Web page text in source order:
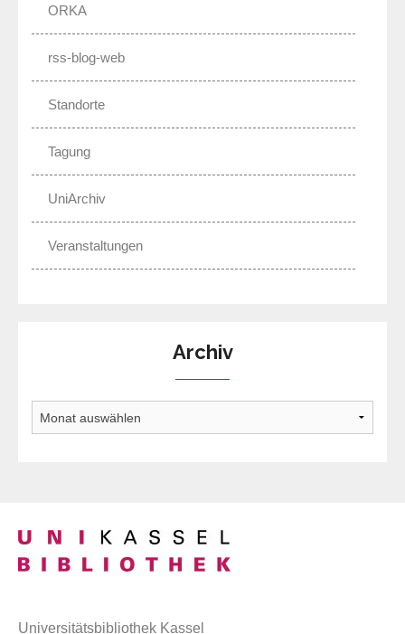
ORKA
rss-blog-web
Standorte
Tagung
UniArchiv
Veranstaltungen
Archiv
Universitätsbibliothek Kassel